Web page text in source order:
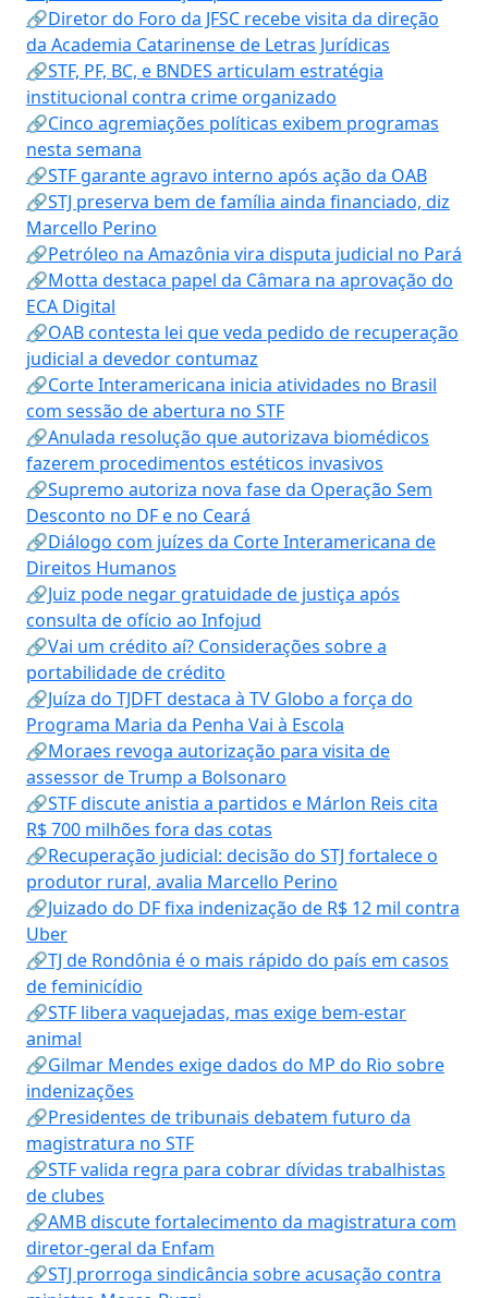
🔗Diretor do Foro da JFSC recebe visita da direção
da Academia Catarinense de Letras Jurídicas
🔗STF, PF, BC, e BNDES articulam estratégia
institucional contra crime organizado
🔗Cinco agremiações políticas exibem programas
nesta semana
🔗STF garante agravo interno após ação da OAB
🔗STJ preserva bem de família ainda financiado, diz
Marcello Perino
🔗Petróleo na Amazônia vira disputa judicial no Pará
🔗Motta destaca papel da Câmara na aprovação do
ECA Digital
🔗OAB contesta lei que veda pedido de recuperação
judicial a devedor contumaz
🔗Corte Interamericana inicia atividades no Brasil
com sessão de abertura no STF
🔗Anulada resolução que autorizava biomédicos
fazerem procedimentos estéticos invasivos
🔗Supremo autoriza nova fase da Operação Sem
Desconto no DF e no Ceará
🔗Diálogo com juízes da Corte Interamericana de
Direitos Humanos
🔗Juiz pode negar gratuidade de justiça após
consulta de ofício ao Infojud
🔗Vai um crédito aí? Considerações sobre a
portabilidade de crédito
🔗Juíza do TJDFT destaca à TV Globo a força do
Programa Maria da Penha Vai à Escola
🔗Moraes revoga autorização para visita de
assessor de Trump a Bolsonaro
🔗STF discute anistia a partidos e Márlon Reis cita
R$ 700 milhões fora das cotas
🔗Recuperação judicial: decisão do STJ fortalece o
produtor rural, avalia Marcello Perino
🔗Juizado do DF fixa indenização de R$ 12 mil contra
Uber
🔗TJ de Rondônia é o mais rápido do país em casos
de feminicídio
🔗STF libera vaquejadas, mas exige bem-estar
animal
🔗Gilmar Mendes exige dados do MP do Rio sobre
indenizações
🔗Presidentes de tribunais debatem futuro da
magistratura no STF
🔗STF valida regra para cobrar dívidas trabalhistas
de clubes
🔗AMB discute fortalecimento da magistratura com
diretor-geral da Enfam
🔗STJ prorroga sindicância sobre acusação contra